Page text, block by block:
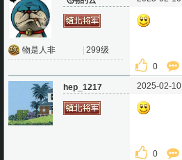
物是人非 299级
0
hep_1217 2025-02-10
0